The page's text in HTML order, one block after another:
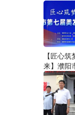
爱心义剪
【匠心筑
来】濮阳
美容行业
工人文化